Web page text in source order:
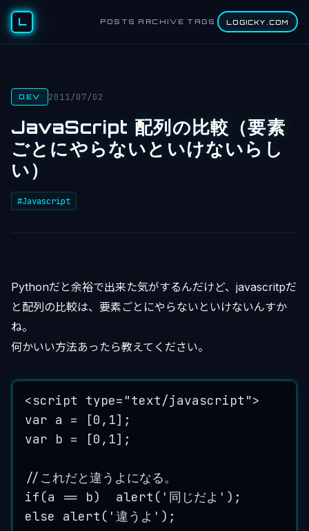
L POSTS ARCHIVE TAGS LOGICKY.COM
DEV 2011/07/02
JavaScript 配列の比較（要素
ごとにやらないといけないらし
い）
#Javascript
Pythonだと余裕で出来た気がするんだけど、javascritpだ
と配列の比較は、要素ごとにやらないといけないんすか
ね。
何かいい方法あったら教えてください。
<script type= "text/javascript ">
var a = [0,1];
var b = [0,1];
//これだと違うよになる。
if(a == b)  alert('同じだよ');
else alert('違うよ');